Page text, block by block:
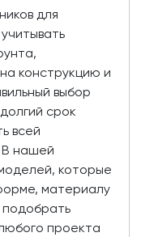
для
конструкцию и
выбор
срок
всей
В нашей
которые
материалу
подобрать
проекта